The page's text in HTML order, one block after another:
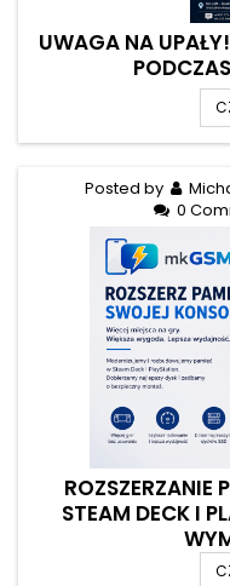
UWAGA NA
Posted by
0
ROZSZERZANIE
STEAM DECK I